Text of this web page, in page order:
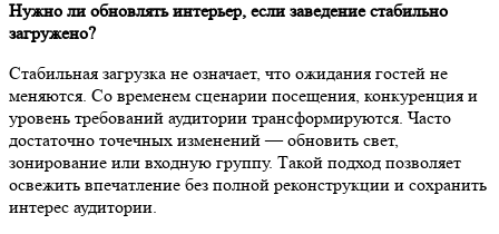
Нужно ли обновлять интерьер, если заведение стабильно
загружено?
Стабильная загрузка не означает, что ожидания гостей не
меняются. Со временем сценарии посещения, конкуренция и
уровень требований аудитории трансформируются. Часто
достаточно точечных изменений — обновить свет,
зонирование или входную группу. Такой подход позволяет
освежить впечатление без полной реконструкции и сохранить
интерес аудитории.